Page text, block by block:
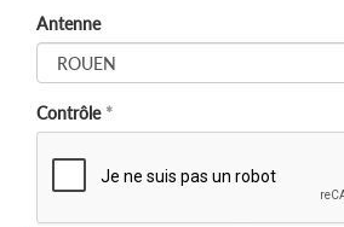
Antenne
Contrôle